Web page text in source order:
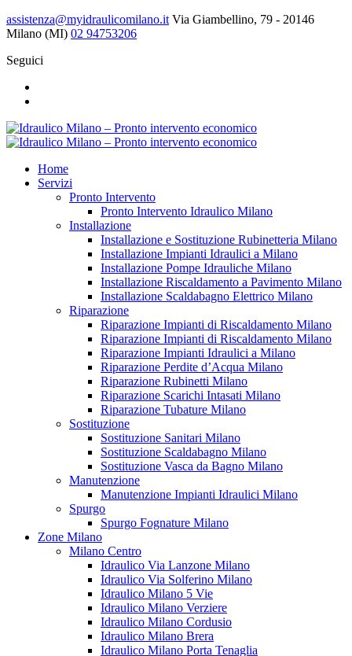
assistenza@myidraulicomilano.it Via Giambellino, 79 - 20146
Milano (MI) 02 94753206
Seguici
Home
Servizi
Pronto Intervento
Pronto Intervento Idraulico Milano
Installazione
Installazione e Sostituzione Rubinetteria Milano
Installazione Impianti Idraulici a Milano
Installazione Pompe Idrauliche Milano
Installazione Riscaldamento a Pavimento Milano
Installazione Scaldabagno Elettrico Milano
Riparazione
Riparazione Impianti di Riscaldamento Milano
Riparazione Impianti di Riscaldamento Milano
Riparazione Impianti Idraulici a Milano
Riparazione Perdite d’Acqua Milano
Riparazione Rubinetti Milano
Riparazione Scarichi Intasati Milano
Riparazione Tubature Milano
Sostituzione
Sostituzione Sanitari Milano
Sostituzione Scaldabagno Milano
Sostituzione Vasca da Bagno Milano
Manutenzione
Manutenzione Impianti Idraulici Milano
Spurgo
Spurgo Fognature Milano
Zone Milano
Milano Centro
Idraulico Via Lanzone Milano
Idraulico Via Solferino Milano
Idraulico Milano 5 Vie
Idraulico Milano Verziere
Idraulico Milano Cordusio
Idraulico Milano Brera
Idraulico Milano Porta Tenaglia